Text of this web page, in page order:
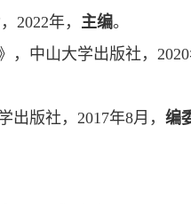
， 2022年， 主编。
， 中山大学出版社， 2020
出版社， 2017年8月， 编